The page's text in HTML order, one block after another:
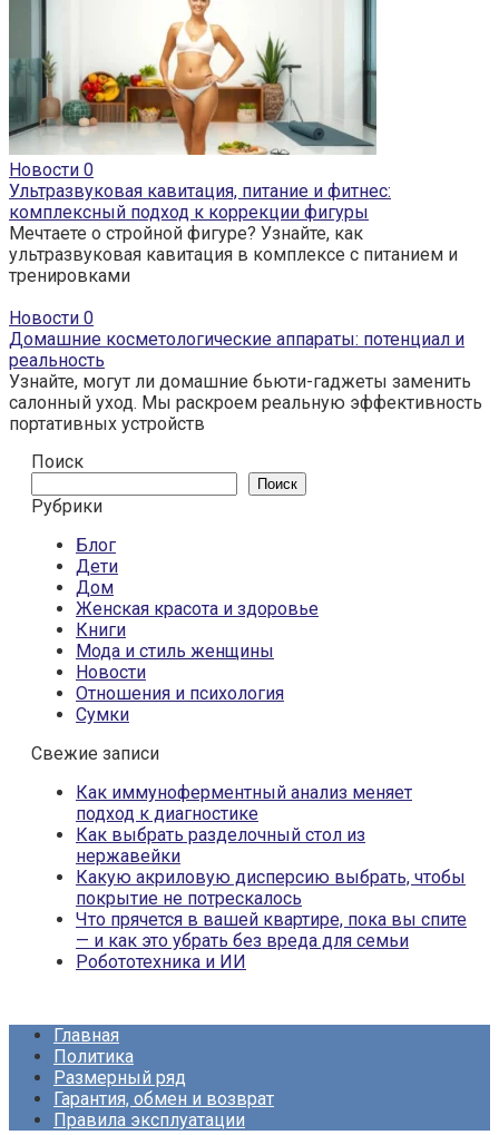
Новости 0
Ультразвуковая кавитация, питание и фитнес:
комплексный подход к коррекции фигуры
Мечтаете о стройной фигуре? Узнайте, как
ультразвуковая кавитация в комплексе с питанием и
тренировками
Новости 0
Домашние косметологические аппараты: потенциал и
реальность
Узнайте, могут ли домашние бьюти-гаджеты заменить
салонный уход. Мы раскроем реальную эффективность
портативных устройств
Поиск
Поиск
Рубрики
Блог
Дети
Дом
Женская красота и здоровье
Книги
Мода и стиль женщины
Новости
Отношения и психология
Сумки
Свежие записи
Как иммуноферментный анализ меняет
подход к диагностике
Как выбрать разделочный стол из
нержавейки
Какую акриловую дисперсию выбрать, чтобы
покрытие не потрескалось
Что прячется в вашей квартире, пока вы спите
— и как это убрать без вреда для семьи
Робототехника и ИИ
Главная
Политика
Размерный ряд
Гарантия, обмен и возврат
Правила эксплуатации